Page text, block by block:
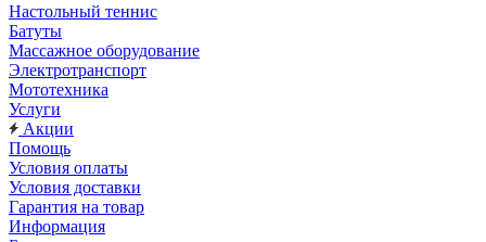
Настольный теннис
Батуты
Массажное оборудование
Электротранспорт
Мототехника
Услуги
Акции
Помощь
Условия оплаты
Условия доставки
Гарантия на товар
Информация